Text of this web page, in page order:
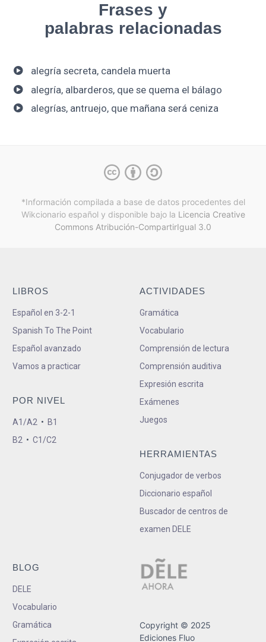
Frases y
palabras relacionadas
alegría secreta, candela muerta
alegría, albarderos, que se quema el bálago
alegrías, antruejo, que mañana será ceniza
*Información compilada a base de datos procedentes del
Wikcionario español y disponible bajo la Licencia Creative
Commons Atribución-CompartirIgual 3.0
LIBROS
Español en 3-2-1
Spanish To The Point
Español avanzado
Vamos a practicar
POR NIVEL
A1/A2 • B1
B2 • C1/C2
ACTIVIDADES
Gramática
Vocabulario
Comprensión de lectura
Comprensión auditiva
Expresión escrita
Exámenes
Juegos
HERRAMIENTAS
Conjugador de verbos
Diccionario español
Buscador de centros de
examen DELE
BLOG
DELE
Vocabulario
Gramática
Copyright © 2025
Ediciones Fluo